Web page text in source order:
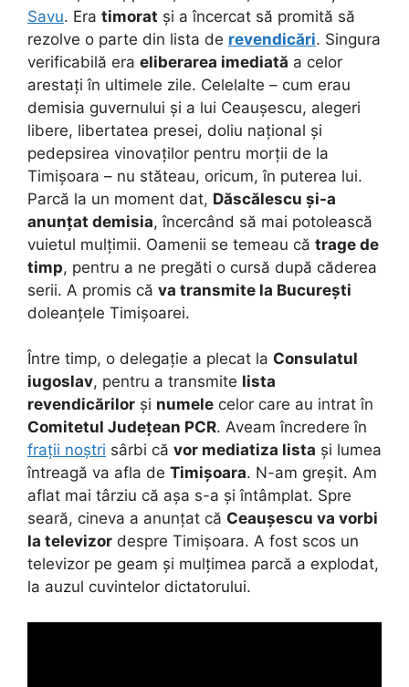
Savu. Era timorat și a încercat să promită să
rezolve o parte din lista de revendicări. Singura
verificabilă era eliberarea imediată a celor
arestați în ultimele zile. Celelalte – cum erau
demisia guvernului și a lui Ceaușescu, alegeri
libere, libertatea presei, doliu național și
pedepsirea vinovaților pentru morții de la
Timișoara – nu stăteau, oricum, în puterea lui.
Parcă la un moment dat, Dăscălescu și-a
anunțat demisia, încercând să mai potolească
vuietul mulțimii. Oamenii se temeau că trage de
timp, pentru a ne pregăti o cursă după căderea
serii. A promis că va transmite la București
doleanțele Timișoarei.
Între timp, o delegație a plecat la Consulatul
iugoslav, pentru a transmite lista
revendicărilor și numele celor care au intrat în
Comitetul Județean PCR. Aveam încredere în
frații noștri sârbi că vor mediatiza lista și lumea
întreagă va afla de Timișoara. N-am greșit. Am
aflat mai târziu că așa s-a și întâmplat. Spre
seară, cineva a anunțat că Ceaușescu va vorbi
la televizor despre Timișoara. A fost scos un
televizor pe geam și mulțimea parcă a explodat,
la auzul cuvintelor dictatorului.